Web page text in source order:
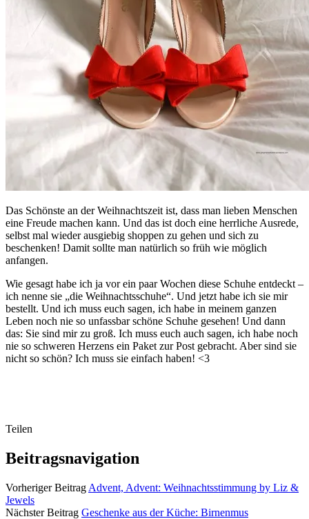
Das Schönste an der Weihnachtszeit ist, dass man lieben Menschen
eine Freude machen kann. Und das ist doch eine herrliche Ausrede,
selbst mal wieder ausgiebig shoppen zu gehen und sich zu
beschenken! Damit sollte man natürlich so früh wie möglich
anfangen.
Wie gesagt habe ich ja vor ein paar Wochen diese Schuhe entdeckt –
ich nenne sie „die Weihnachtsschuhe“. Und jetzt habe ich sie mir
bestellt. Und ich muss euch sagen, ich habe in meinem ganzen
Leben noch nie so unfassbar schöne Schuhe gesehen! Und dann
das: Sie sind mir zu groß. Ich muss euch auch sagen, ich habe noch
nie so schweren Herzens ein Paket zur Post gebracht. Aber sind sie
nicht so schön? Ich muss sie einfach haben! <3
Teilen
Beitragsnavigation
Vorheriger Beitrag Advent, Advent: Weihnachtsstimmung by Liz &
Jewels
Nächster Beitrag Geschenke aus der Küche: Birnenmus